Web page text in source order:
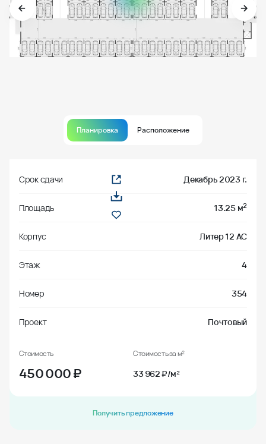
Планировка Расположение
Срок сдачи Декабрь 2023 г.
Площадь 13.25 м2
Корпус Литер 12 АС
Этаж 4
Номер 354
Проект Почтовый
Стоимость
450 000₽
Стоимость за м²
33 962 ₽/м²
Получить предложение